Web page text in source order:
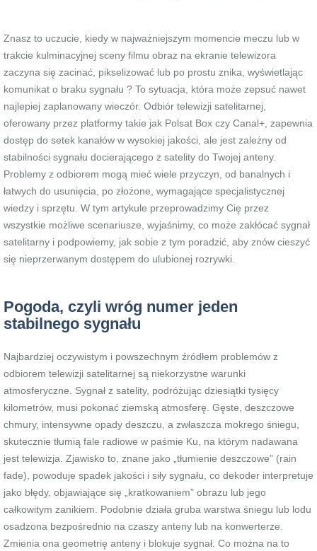
Znasz to uczucie, kiedy w najważniejszym momencie meczu lub w
trakcie kulminacyjnej sceny filmu obraz na ekranie telewizora
zaczyna się zacinać, pikselizować lub po prostu znika, wyświetlając
komunikat o braku sygnału ? To sytuacja, która może zepsuć nawet
najlepiej zaplanowany wieczór. Odbiór telewizji satelitarnej,
oferowany przez platformy takie jak Polsat Box czy Canal+, zapewnia
dostęp do setek kanałów w wysokiej jakości, ale jest zależny od
stabilności sygnału docierającego z satelity do Twojej anteny.
Problemy z odbiorem mogą mieć wiele przyczyn, od banalnych i
łatwych do usunięcia, po złożone, wymagające specjalistycznej
wiedzy i sprzętu. W tym artykule przeprowadzimy Cię przez
wszystkie możliwe scenariusze, wyjaśnimy, co może zakłócać sygnał
satelitarny i podpowiemy, jak sobie z tym poradzić, aby znów cieszyć
się nieprzerwanym dostępem do ulubionej rozrywki.
Pogoda, czyli wróg numer jeden
stabilnego sygnału
Najbardziej oczywistym i powszechnym źródłem problemów z
odbiorem telewizji satelitarnej są niekorzystne warunki
atmosferyczne. Sygnał z satelity, podróżując dziesiątki tysięcy
kilometrów, musi pokonać ziemską atmosferę. Gęste, deszczowe
chmury, intensywne opady deszczu, a zwłaszcza mokrego śniegu,
skutecznie tłumią fale radiowe w paśmie Ku, na którym nadawana
jest telewizja. Zjawisko to, znane jako „tłumienie deszczowe” (rain
fade), powoduje spadek jakości i siły sygnału, co dekoder interpretuje
jako błędy, objawiające się „kratkowaniem” obrazu lub jego
całkowitym zanikiem. Podobnie działa gruba warstwa śniegu lub lodu
osadzona bezpośrednio na czaszy anteny lub na konwerterze.
Zmienia ona geometrię anteny i blokuje sygnał. Co można na to